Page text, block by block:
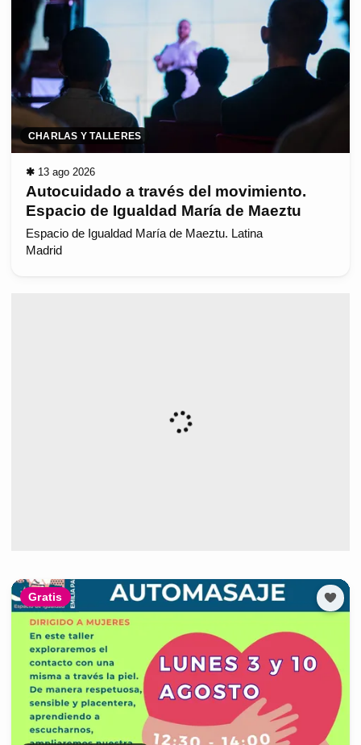
CHARLAS Y TALLERES
✱ 13 ago 2026
Autocuidado a través del movimiento.
Espacio de Igualdad María de Maeztu
Espacio de Igualdad María de Maeztu. Latina
Madrid
Gratis